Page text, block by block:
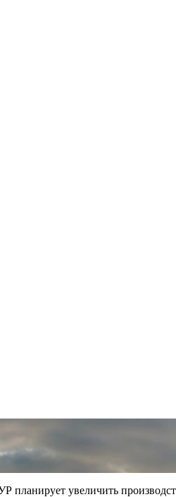
увеличить